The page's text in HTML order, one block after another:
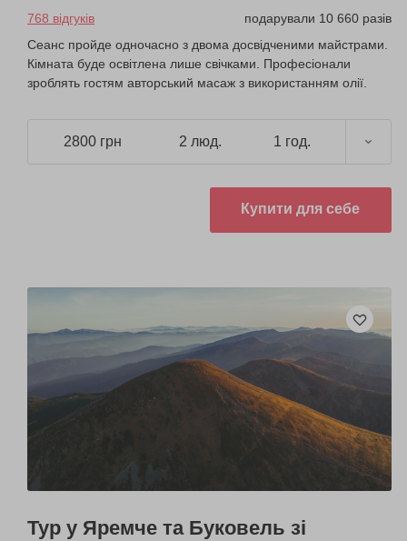
768 відгуків
подарували 10 660 разів
Сеанс пройде одночасно з двома досвідченими майстрами.
Кімната буде освітлена лише свічками. Професіонали
зроблять гостям авторський масаж з використанням олії.
2800 грн 2 люд. 1 год.
Купити для себе
Тур у Яремче та Буковель зі